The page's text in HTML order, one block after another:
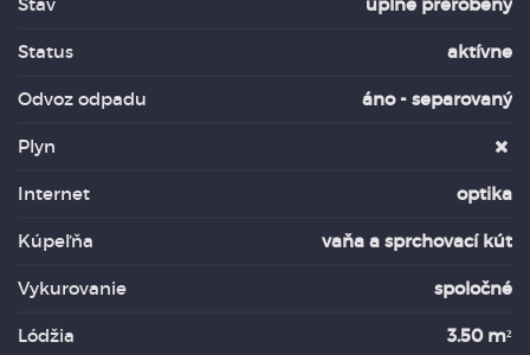
Status aktívne
Odvoz odpadu áno - separovaný
Plyn
Internet optika
Kúpeľňa vaňa a sprchovací kút
Vykurovanie spoločné
Lódžia 3.50 m²